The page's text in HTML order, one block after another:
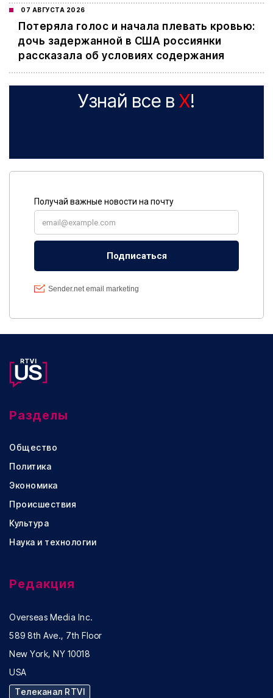
07 АВГУСТА 2026
Потеряла голос и начала плевать кровью:
дочь задержанной в США россиянки
рассказала об условиях содержания
Узнай все в X!
Разделы
Общество
Политика
Экономика
Происшествия
Культура
Наука и технологии
Редакция
Overseas Media Inc.
589 8th Ave., 7th Floor
New York, NY 10018
USA
Телеканал RTVI